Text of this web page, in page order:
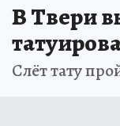
В Твери
Слёт тату